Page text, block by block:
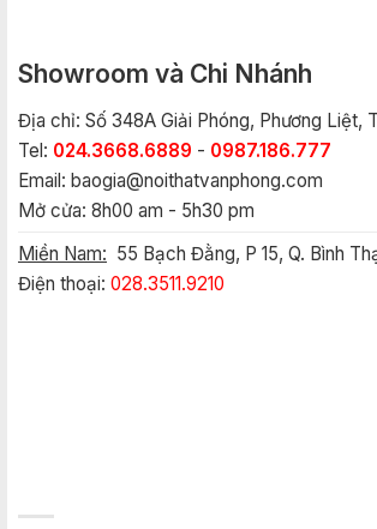
Showroom và Chi Nhánh
Địa chỉ: Số 348A Giải Phóng, Phương Liệt,
Tel: 024.3668.6889 - 0987.186.777
Email: baogia@noithatvanphong.com
Mở cửa: 8h00 am - 5h30 pm
Miền Nam: 55 Bạch Đằng, P 15, Q. Bình
Điện thoại: 028.3511.9210